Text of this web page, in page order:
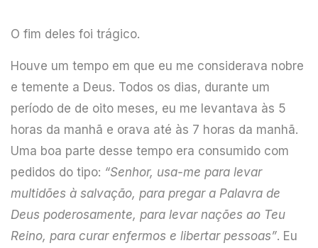
O fim deles foi trágico.
Houve um tempo em que eu me considerava nobre
e temente a Deus. Todos os dias, durante um
período de de oito meses, eu me levantava às 5
horas da manhã e orava até às 7 horas da manhã.
Uma boa parte desse tempo era consumido com
pedidos do tipo: “Senhor, usa-me para levar
multidões à salvação, para pregar a Palavra de
Deus poderosamente, para levar nações ao Teu
Reino, para curar enfermos e libertar pessoas”. Eu